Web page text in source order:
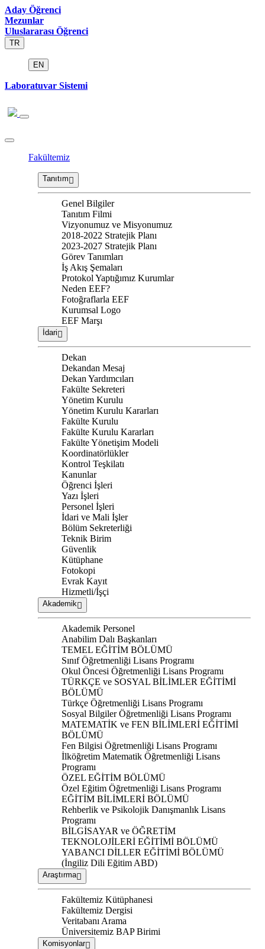
Aday Öğrenci
Mezunlar
Uluslararası Öğrenci
TR
EN
Laboratuvar Sistemi
Fakültemiz
Tanıtım
Genel Bilgiler
Tanıtım Filmi
Vizyonumuz ve Misyonumuz
2018-2022 Stratejik Planı
2023-2027 Stratejik Planı
Görev Tanımları
İş Akış Şemaları
Protokol Yaptığımız Kurumlar
Neden EEF?
Fotoğraflarla EEF
Kurumsal Logo
EEF Marşı
İdari
Dekan
Dekandan Mesaj
Dekan Yardımcıları
Fakülte Sekreteri
Yönetim Kurulu
Yönetim Kurulu Kararları
Fakülte Kurulu
Fakülte Kurulu Kararları
Fakülte Yönetişim Modeli
Koordinatörlükler
Kontrol Teşkilatı
Kanunlar
Öğrenci İşleri
Yazı İşleri
Personel İşleri
İdari ve Mali İşler
Bölüm Sekreterliği
Teknik Birim
Güvenlik
Kütüphane
Fotokopi
Evrak Kayıt
Hizmetli/İşçi
Akademik
Akademik Personel
Anabilim Dalı Başkanları
TEMEL EĞİTİM BÖLÜMÜ
Sınıf Öğretmenliği Lisans Programı
Okul Öncesi Öğretmenliği Lisans Programı
TÜRKÇE ve SOSYAL BİLİMLER EĞİTİMİ
BÖLÜMÜ
Türkçe Öğretmenliği Lisans Programı
Sosyal Bilgiler Öğretmenliği Lisans Programı
MATEMATİK ve FEN BİLİMLERİ EĞİTİMİ
BÖLÜMÜ
Fen Bilgisi Öğretmenliği Lisans Programı
İlköğretim Matematik Öğretmenliği Lisans
Programı
ÖZEL EĞİTİM BÖLÜMÜ
Özel Eğitim Öğretmenliği Lisans Programı
EĞİTİM BİLİMLERİ BÖLÜMÜ
Rehberlik ve Psikolojik Danışmanlık Lisans
Programı
BİLGİSAYAR ve ÖĞRETİM
TEKNOLOJİLERİ EĞİTİMİ BÖLÜMÜ
YABANCI DİLLER EĞİTİMİ BÖLÜMÜ
(İngiliz Dili Eğitim ABD)
Araştırma
Fakültemiz Kütüphanesi
Fakültemiz Dergisi
Veritabanı Arama
Üniversitemiz BAP Birimi
Komisyonlar